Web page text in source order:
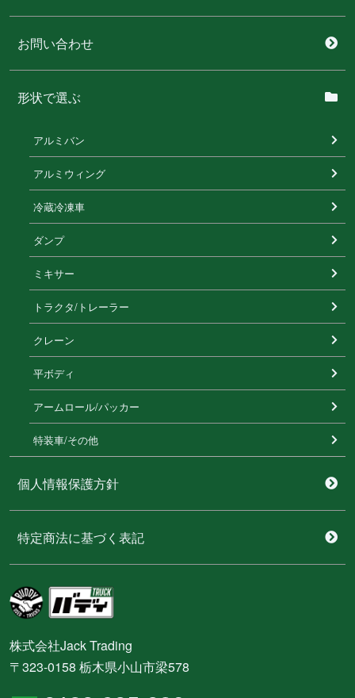
お問い合わせ
形状で選ぶ
アルミバン
アルミウィング
冷蔵冷凍⾞
ダンプ
ミキサー
トラクタ/トレーラー
クレーン
平ボディ
アームロール/パッカー
特装⾞/その他
個人情報保護方針
特定商法に基づく表記
株式会社Jack Trading
〒323-0158 栃木県小山市梁578